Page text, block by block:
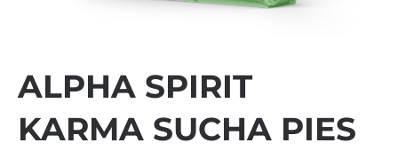
ALPHA SPIRIT
KARMA SUCHA PIES